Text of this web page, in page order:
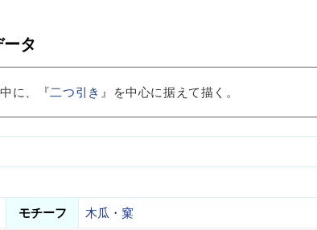
ータ
に、『二つ引き 』を中心に据えて描く。
モチーフ
木瓜・窠